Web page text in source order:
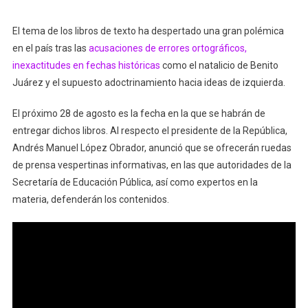
El tema de los libros de texto ha despertado una gran polémica
en el país tras las acusaciones de errores ortográficos,
inexactitudes en fechas históricas como el natalicio de Benito
Juárez y el supuesto adoctrinamiento hacia ideas de izquierda.
El próximo 28 de agosto es la fecha en la que se habrán de
entregar dichos libros. Al respecto el presidente de la República,
Andrés Manuel López Obrador, anunció que se ofrecerán ruedas
de prensa vespertinas informativas, en las que autoridades de la
Secretaría de Educación Pública, así como expertos en la
materia, defenderán los contenidos.